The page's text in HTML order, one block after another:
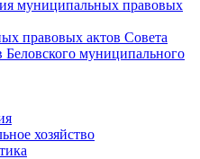
муниципальных правовых
правовых актов Совета
Беловского муниципального
хозяйство